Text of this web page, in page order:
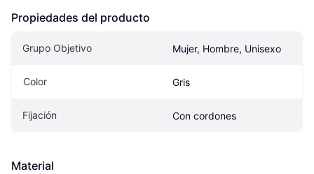
Propiedades del producto
Grupo Objetivo Mujer, Hombre, Unisexo
Color Gris
Fijación Con cordones
Material